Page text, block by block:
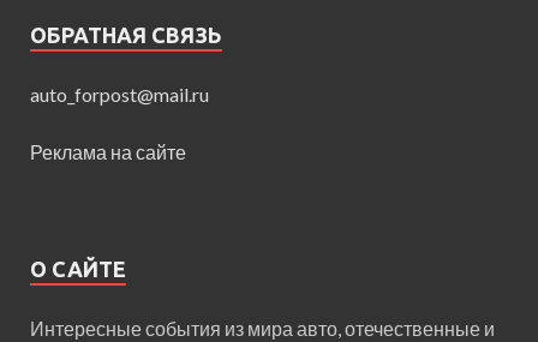
ОБРАТНАЯ СВЯЗЬ
auto_forpost@mail.ru
Реклама на сайте
О САЙТЕ
Интересные события из мира авто, отечественные и